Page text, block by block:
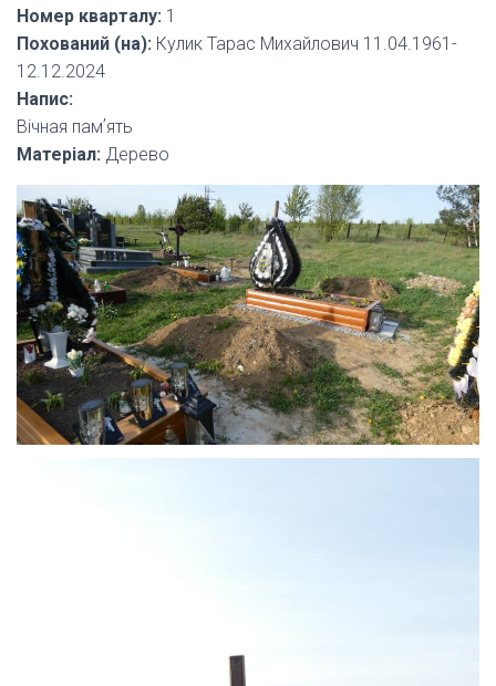
Номер кварталу: 1
Похований (на): Кулик Тарас Михайлович 11.04.1961-
12.12.2024
Напис:
Вічная памʼять
Матеріал: Дерево